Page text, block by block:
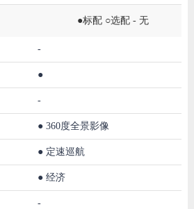
●标配 ○选配 - 无
-
●
-
● 360度全景影像
● 定速巡航
● 经济
-